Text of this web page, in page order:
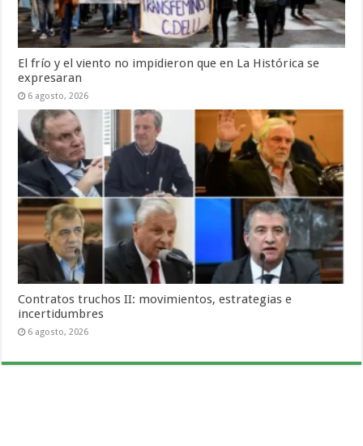
El frío y el viento no impidieron que en La Histórica se
expresaran
6 agosto, 2026
Contratos truchos II: movimientos, estrategias e
incertidumbres
6 agosto, 2026